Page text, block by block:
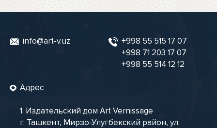
info@art-v.uz
+998 55 515 17 07
+998 71 203 17 07
+998 55 514 12 12
Адрес
1. Издательский дом Art Vernissage
г. Ташкент, Мирзо-Улугбекский район, ул.